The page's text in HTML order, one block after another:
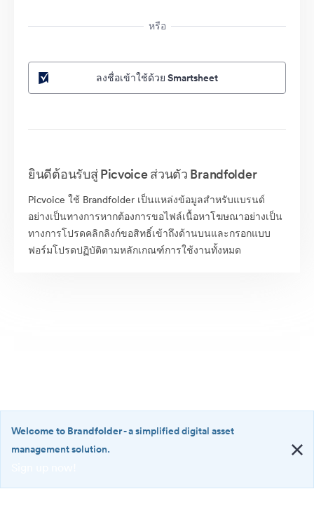
หรือ
ลงชื่อเข้าใช้ด้วย Smartsheet
ยินดีต้อนรับสู่ Picvoice ส่วนตัว Brandfolder
Picvoice ใช้ Brandfolder เป็นแหล่งข้อมูลสำหรับแบรนด์
อย่างเป็นทางการหากต้องการขอไฟล์เนื้อหาโฆษณาอย่างเป็น
ทางการโปรดคลิกลิงก์ขอสิทธิ์เข้าถึงด้านบนและกรอกแบบ
ฟอร์มโปรดปฏิบัติตามหลักเกณฑ์การใช้งานทั้งหมด
·
Welcome to Brandfolder- a simplified digital asset
management solution.